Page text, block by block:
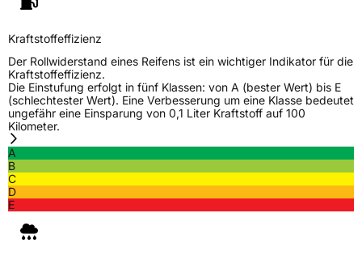
Fahrzeugtyp
VerwendungSommerreifen
ModellnameCatchfors UHP Pro
FahrzeugartPKW & SUV
Weitere Eigenschaften
SchlauchtypTL
ZustandNeureifen
Verstärkt
Kraftstoffeffizienz
Der Rollwiderstand eines Reifens ist ein wichtiger Indikator für die
Kraftstoffeffizienz.
Die Einstufung erfolgt in fünf Klassen: von A (bester Wert) bis E
(schlechtester Wert). Eine Verbesserung um eine Klasse bedeutet
ungefähr eine Einsparung von 0,1 Liter Kraftstoff auf 100
Kilometer.
A
B
C
D
E